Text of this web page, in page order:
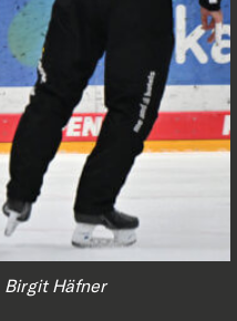
Birgit Häfner